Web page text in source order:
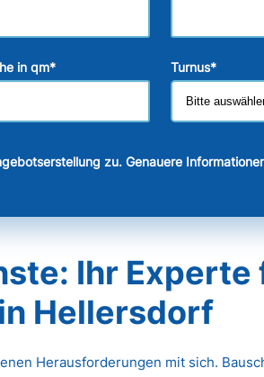
in qm* Turnus*
zu. Genauere
Ihr Experte
Hellersdorf
Herausforderungen mit sich.